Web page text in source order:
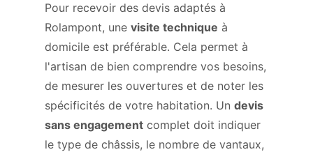
Pour recevoir des devis adaptés à
Rolampont, une visite technique à
domicile est préférable. Cela permet à
l'artisan de bien comprendre vos besoins,
de mesurer les ouvertures et de noter les
spécificités de votre habitation. Un devis
sans engagement complet doit indiquer
le type de châssis, le nombre de vantaux,